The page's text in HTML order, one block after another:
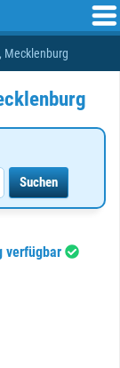
Mecklenburg
verfügbar